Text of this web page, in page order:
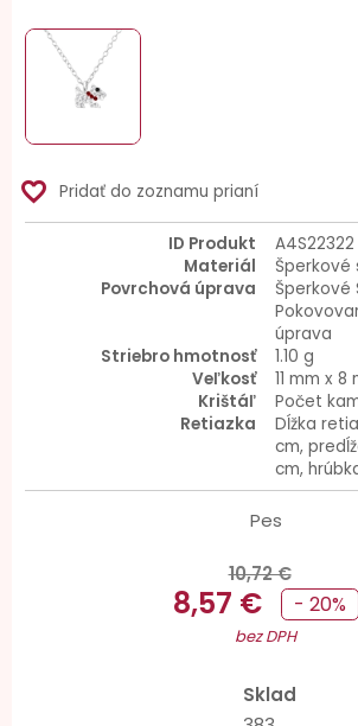
favorite_border Pridať do zoznamu prianí
ID Produkt
A4S22322
Materiál
Šperkové
Povrchová úprava
Šperkové
úprava
Striebro hmotnosť
1.10 g
Veľkosť
11 mm x 8
Krištáľ
Počet
Retiazka
Dĺžka
cm,
cm,
Pes
10,72 €
8,57 € - 20%
bez DPH
Sklad